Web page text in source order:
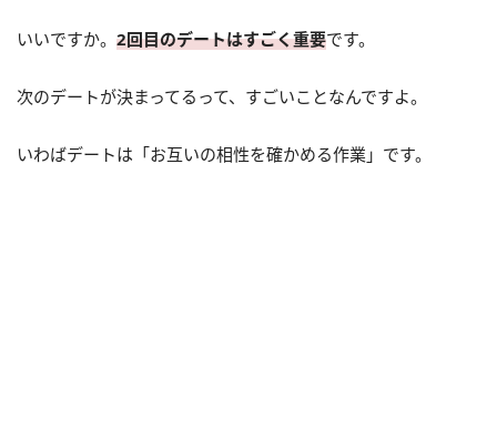
いいですか。 2回目のデートはすごく重要です。
次のデートが決まってるって、すごいことなんですよ。
いわばデートは「お互いの相性を確かめる作業」です。